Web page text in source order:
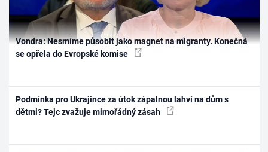
Vondra: Nesmíme působit jako magnet na migranty. Konečná
se opřela do Evropské komise
Podmínka pro Ukrajince za útok zápalnou lahví na dům s
dětmi? Tejc zvažuje mimořádný zásah